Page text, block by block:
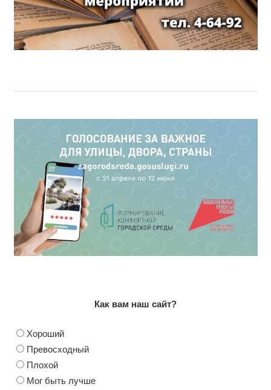
Как вам наш сайт?
Хороший
Превосходный
Плохой
Мог быть лучше